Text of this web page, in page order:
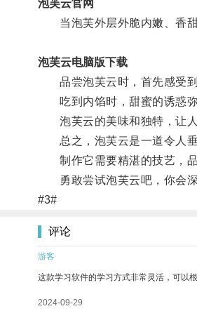
泡芙云官网
当泡芙外层外脆内嫩、香甜
泡芙云电脑版下载
品尝泡芙云时，首先感受到
吃到内馅时，甜蜜的诱惑弥
泡芙云的美味和独特，让人
总之，泡芙云是一道令人垂
制作它需要精湛的技艺，品
勇敢尝试泡芙云吧，你会深
#3#
评论
游客
这款学习软件的学习方式非常灵活，可以
2024-09-29